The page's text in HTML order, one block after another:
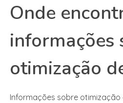
Onde
informações
otimização
Informações sobre